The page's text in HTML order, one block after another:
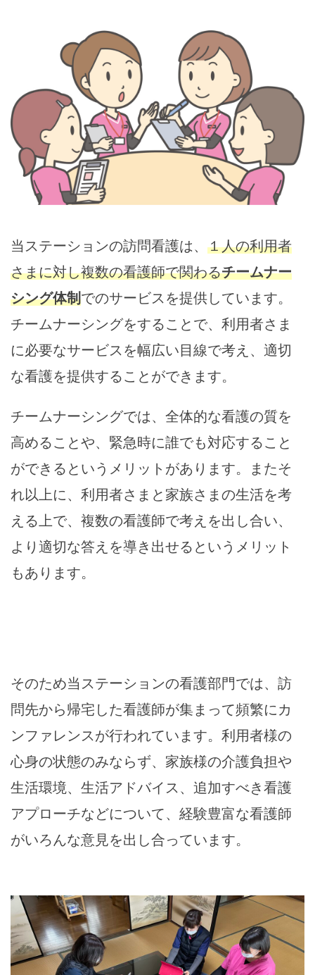
当ステーションの訪問看護は、 １人の利用者
さまに対し複数の看護師で関わるチームナー
シング体制でのサービスを提供しています。
チームナーシングをすることで、利用者さま
に必要なサービスを幅広い目線で考え、適切
な看護を提供することができます。
チームナーシングでは、全体的な看護の質を
高めることや、緊急時に誰でも対応すること
ができるというメリットがあります。またそ
れ以上に、利用者さまと家族さまの生活を考
える上で、複数の看護師で考えを出し合い、
より適切な答えを導き出せるというメリット
もあります。
そのため当ステーションの看護部門では、訪
問先から帰宅した看護師が集まって頻繁にカ
ンファレンスが行われています。利用者様の
心身の状態のみならず、家族様の介護負担や
生活環境、生活アドバイス、追加すべき看護
アプローチなどについて、経験豊富な看護師
がいろんな意見を出し合っています。